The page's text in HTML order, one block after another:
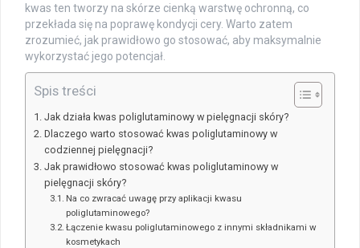
kwas ten tworzy na skórze cienką warstwę ochronną, co
przekłada się na poprawę kondycji cery. Warto zatem
zrozumieć, jak prawidłowo go stosować, aby maksymalnie
wykorzystać jego potencjał.
Spis treści
Jak działa kwas poliglutaminowy w pielęgnacji skóry?
Dlaczego warto stosować kwas poliglutaminowy w
codziennej pielęgnacji?
Jak prawidłowo stosować kwas poliglutaminowy w
pielęgnacji skóry?
Na co zwracać uwagę przy aplikacji kwasu
poliglutaminowego?
Łączenie kwasu poliglutaminowego z innymi składnikami w
kosmetykach